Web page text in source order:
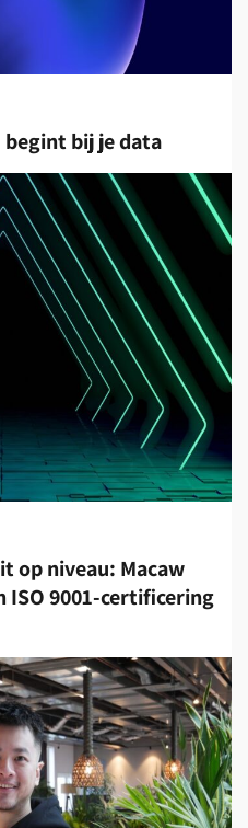
begint bij je data
op niveau: Macaw
ISO 9001-certificering